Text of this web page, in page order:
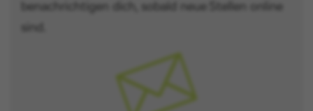
benachrichtigen dich, sobald neue Stellen online